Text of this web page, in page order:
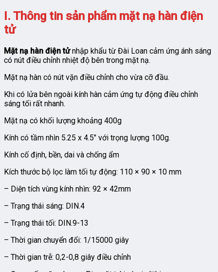
I. Thông tin sản phẩm mặt nạ hàn điện
tử
Mặt nạ hàn điện tửnhập khẩu từ Đài Loan cảm ứng ánh sáng
có nút điều chỉnh nhiệt độ bên trong mặt nạ.
Mặt nạ hàn có nút vặn điều chỉnh cho vừa cỡ đầu.
Khi có lửa bên ngoài kính hàn cảm ứng tự động điều chỉnh
sáng tối rất nhanh.
Mặt nạ có khối lượng khoảng 400g
Kính có tầm nhìn 5.25 x 4.5″ với trọng lượng 100g.
Kính cố định, bền, dai và chống ẩm
Kích thước bộ lọc làm tối tự động: 110 × 90 × 10 mm
– Diện tích vùng kính nhìn: 92 × 42mm
– Trạng thái sáng: DIN.4
– Trạng thái tối: DIN.9-13
– Thời gian chuyển đổi: 1/15000 giây
– Thời gian trễ: 0,2-0,8 giây điều chỉnh